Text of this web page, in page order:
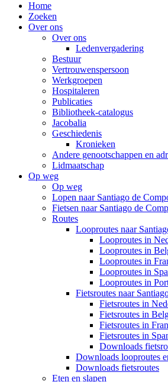
Home
Zoeken
Over ons
Over ons
Ledenvergadering
Bestuur
Vertrouwenspersoon
Werkgroepen
Hospitaleren
Publicaties
Bibliotheek-catalogus
Jacobalia
Geschiedenis
Kronieken
Andere genootschappen en
Lidmaatschap
Op weg
Op weg
Lopen naar Santiago de
Fietsen naar Santiago de
Routes
Looproutes naar
Looproutes in
Looproutes in
Looproutes in
Looproutes in
Looproutes in
Fietsroutes naar
Fietsroutes in
Fietsroutes in
Fietsroutes in
Fietsroutes in
Downloads
Downloads looproutes
Downloads fietsroutes
Eten en slapen